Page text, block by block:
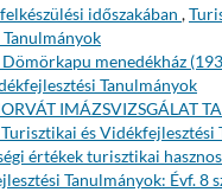
időszakában ,
menedékház
Tanulmányok
IMÁZSVIZSGÁLAT
és Vidékfejlesztési
értékek turisztikai
Tanulmányok: Évf. 8